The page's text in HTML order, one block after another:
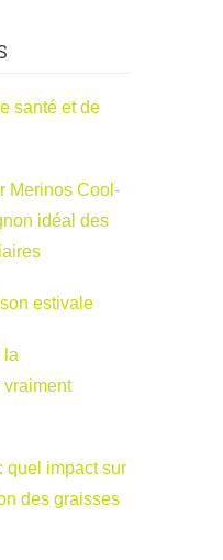
santé et de
Merinos Cool-
idéal des
estivale
la
quel impact sur
des graisses